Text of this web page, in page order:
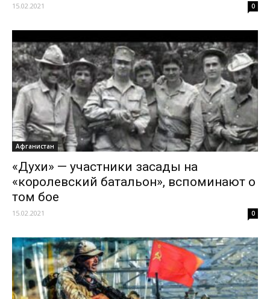
15.02.2021 0
Афганистан
«Духи» — участники засады на
«королевский батальон», вспоминают о
том бое
15.02.2021 0